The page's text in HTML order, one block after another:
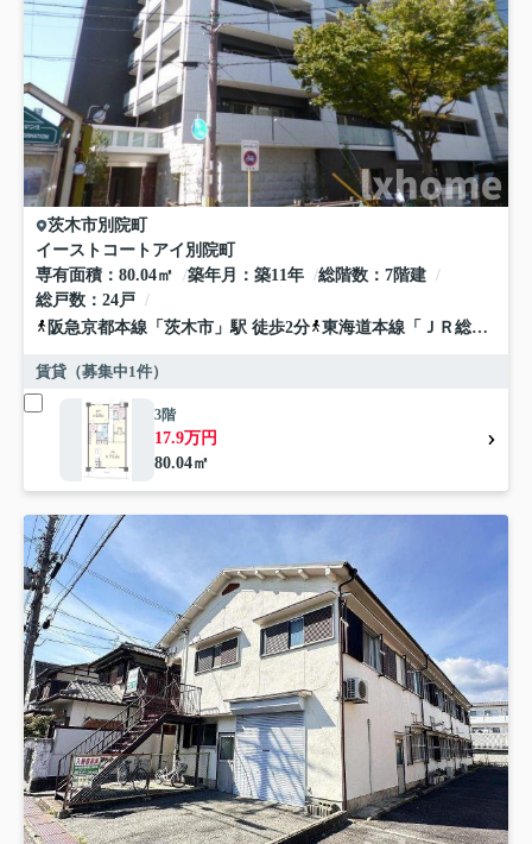
茨木市別院町
イーストコートアイ別院町
専有面積
80.04㎡ 築年月 築11年 総階数
7階建
総戸数
24戸
阪急京都本線 「 茨木市 」駅 徒歩2分 東海道本線 「 ＪＲ総持寺
賃貸（募集中1件）
3階
17.9万円
80.04㎡